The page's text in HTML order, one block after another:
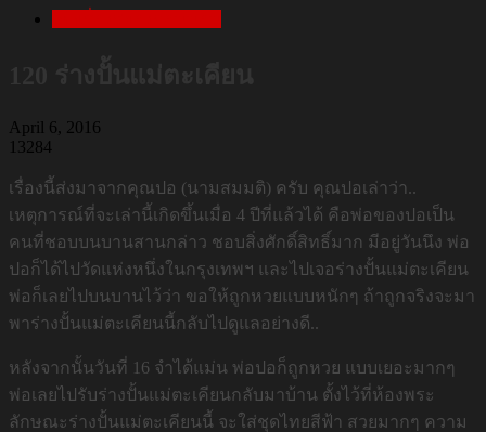
April 6, 2016
13284
เรื่องนี้ส่งมาจากคุณปอ (นามสมมติ) ครับ คุณปอเล่าว่า..
เหตุการณ์ที่จะเล่านี้เกิดขึ้นเมื่อ 4 ปีที่แล้วได้ คือพ่อของปอเป็น
คนที่ชอบบนบานสานกล่าว ชอบสิ่งศักดิ์สิทธิ์มาก มีอยู่วันนึง พ่อ
ปอก็ได้ไปวัดแห่งหนึ่งในกรุงเทพฯ และไปเจอร่างปั้นแม่ตะเคียน
พ่อก็เลยไปบนบานไว้ว่า ขอให้ถูกหวยแบบหนักๆ ถ้าถูกจริงจะมา
พาร่างปั้นแม่ตะเคียนนี้กลับไปดูแลอย่างดี..
หลังจากนั้นวันที่ 16 จำได้แม่น พ่อปอก็ถูกหวย แบบเยอะมากๆ
พ่อเลยไปรับร่างปั้นแม่ตะเคียนกลับมาบ้าน ตั้งไว้ที่ห้องพระ
ลักษณะร่างปั้นแม่ตะเคียนนี้ จะใส่ชุดไทยสีฟ้า สวยมากๆ ความ